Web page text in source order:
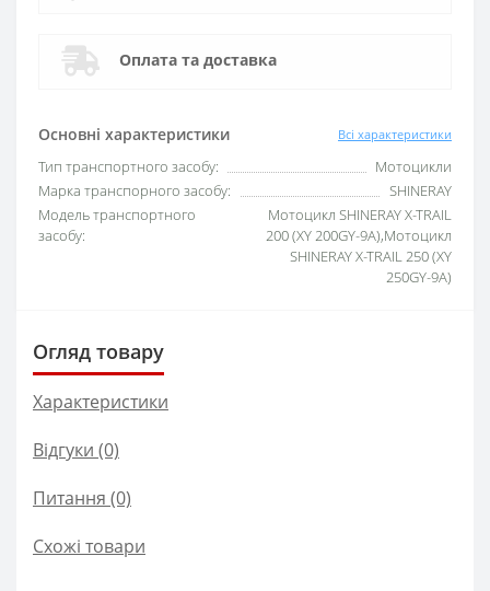
Основні характеристики Всі характеристики
Тип транспортного засобу:
Мотоцикли
Марка транспорного засобу:
SHINERAY
Модель транспортного
засобу:
Мотоцикл SHINERAY X-TRAIL
200 (XY 200GY-9A),Мотоцикл
SHINERAY X-TRAIL 250 (XY
250GY-9A)
Оплата та доставка
Огляд товару
Характеристики
Відгуки (0)
Питання (0)
Схожі товари